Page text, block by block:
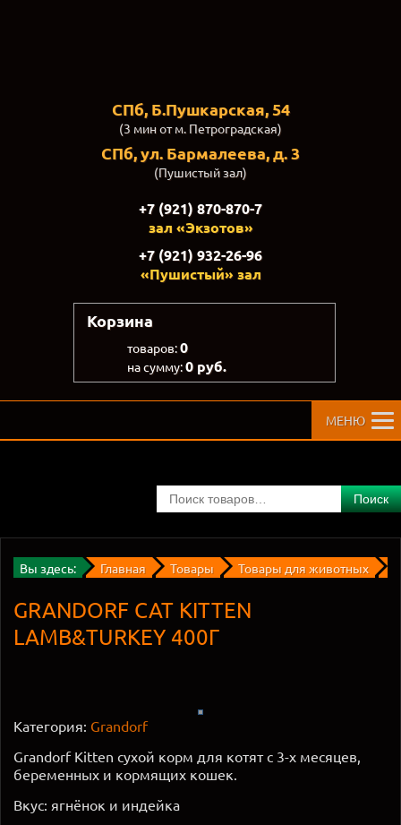
СПб, Б.Пушкарская, 54
(3 мин от м. Петроградская)
СПб, ул. Бармалеева, д. 3
(Пушистый зал)
+7 (921) 870-870-7
зал «Экзотов»
+7 (921) 932-26-96
«Пушистый» зал
Корзина
товаров:0
на сумму:0 руб.
МЕНЮ
Поиск
Вы здесь: Главная Товары Товары для животных
GRANDORF CAT KITTEN
LAMB&TURKEY 400Г
Категория: Grandorf
Grandorf Kitten сухой корм для котят с 3-х месяцев,
беременных и кормящих кошек.
Вкус: ягнёнок и индейка